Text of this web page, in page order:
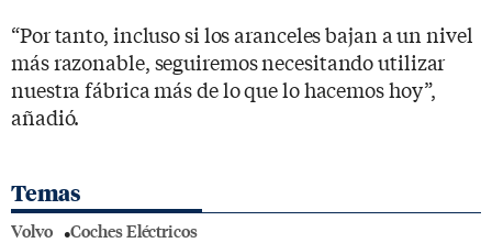
“Por tanto, incluso si los aranceles bajan a un nivel
más razonable, seguiremos necesitando utilizar
nuestra fábrica más de lo que lo hacemos hoy”,
añadió.
Temas
Volvo Coches Eléctricos